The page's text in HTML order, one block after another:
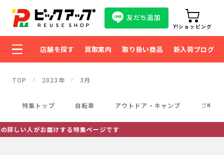
友だち追加
Y!ショッピング
店舗を探す 買取案内 取り扱い商品 新入荷ブログ
TOP 2023年 3月
特集トップ 自転車 アウトドア・キャンプ ブラン
人がお届けする特集ページです